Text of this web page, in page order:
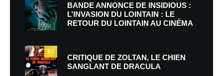
BANDE ANNONCE DE INSIDIOUS :
L’INVASION DU LOINTAIN : LE
RETOUR DU LOINTAIN AU CINÉMA
7.5
CRITIQUE DE ZOLTAN, LE CHIEN
SANGLANT DE DRACULA